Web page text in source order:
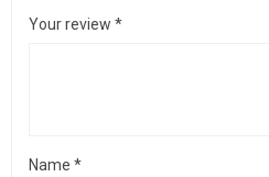
Your review *
Name *